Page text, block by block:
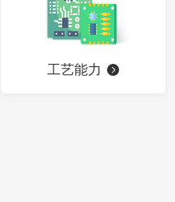
工艺能力